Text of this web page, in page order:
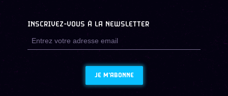
INSCRIVEZ-VOUS À LA NEWSLETTER
JE M'ABONNE